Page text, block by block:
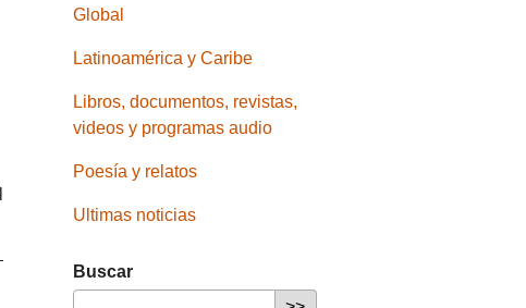
Global
Latinoamérica y Caribe
Libros, documentos, revistas,
videos y programas audio
Poesía y relatos
Ultimas noticias
Buscar